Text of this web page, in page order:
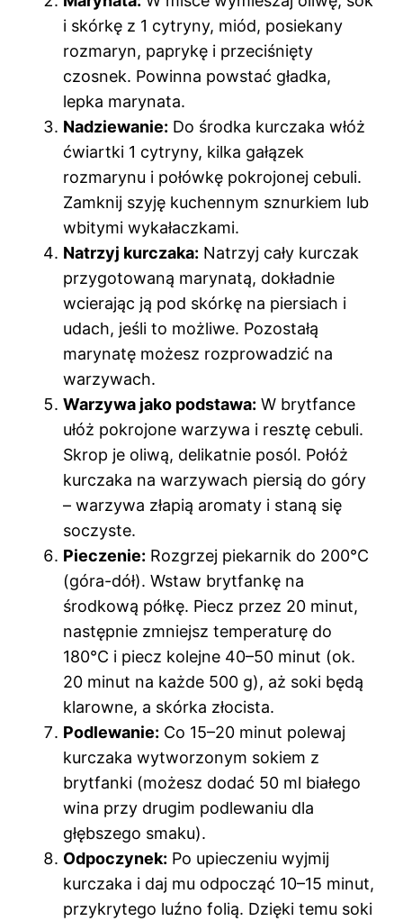
i skórkę z 1 cytryny, miód, posiekany
rozmaryn, paprykę i przeciśnięty
czosnek. Powinna powstać gładka,
lepka marynata.
Nadziewanie: Do środka kurczaka włóż
ćwiartki 1 cytryny, kilka gałązek
rozmarynu i połówkę pokrojonej cebuli.
Zamknij szyję kuchennym sznurkiem lub
wbitymi wykałaczkami.
Natrzyj kurczaka: Natrzyj cały kurczak
przygotowaną marynatą, dokładnie
wcierając ją pod skórkę na piersiach i
udach, jeśli to możliwe. Pozostałą
marynatę możesz rozprowadzić na
warzywach.
Warzywa jako podstawa: W brytfance
ułóż pokrojone warzywa i resztę cebuli.
Skrop je oliwą, delikatnie posól. Połóż
kurczaka na warzywach piersią do góry
– warzywa złapią aromaty i staną się
soczyste.
Pieczenie: Rozgrzej piekarnik do 200°C
(góra-dół). Wstaw brytfankę na
środkową półkę. Piecz przez 20 minut,
następnie zmniejsz temperaturę do
180°C i piecz kolejne 40–50 minut (ok.
20 minut na każde 500 g), aż soki będą
klarowne, a skórka złocista.
Podlewanie: Co 15–20 minut polewaj
kurczaka wytworzonym sokiem z
brytfanki (możesz dodać 50 ml białego
wina przy drugim podlewaniu dla
głębszego smaku).
Odpoczynek: Po upieczeniu wyjmij
kurczaka i daj mu odpocząć 10–15 minut,
przykrytego luźno folią. Dzięki temu soki